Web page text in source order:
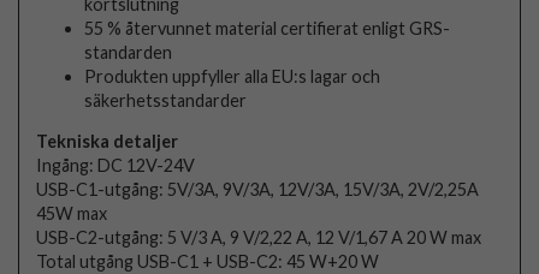
kortslutning
55 % återvunnet material certifierat enligt GRS-
standarden
Produkten uppfyller alla EU:s lagar och
säkerhetsstandarder
Tekniska detaljer
Ingång: DC 12V-24V
USB-C1-utgång: 5V/3A, 9V/3A, 12V/3A, 15V/3A, 2V/2,25A
45W max
USB-C2-utgång: 5 V/3 A, 9 V/2,22 A, 12 V/1,67 A 20 W max
Total utgång USB-C1 + USB-C2: 45 W+20 W